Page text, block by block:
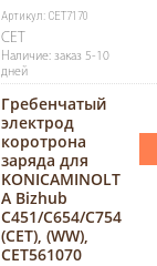
Артикул: CET7170
CET
Наличие: заказ 5-10
дней
Гребенчатый
электрод
коротрона
заряда для
KONICAMINOLT
A Bizhub
C451/C654/C754
(CET), (WW),
CET561070